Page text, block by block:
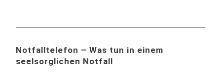
Notfalltelefon – Was tun in einem
seelsorglichen Notfall